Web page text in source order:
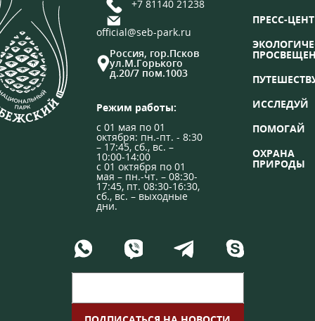
+7 81140 21238
official@seb-park.ru
Россия, гор.Псков
ул.М.Горького
д.20/7 пом.1003
Режим работы:
с 01 мая по 01
октября: пн.-пт. - 8:30
– 17:45, сб., вс. –
10:00-14:00
с 01 октября по 01
мая – пн.-чт. – 08:30-
17:45, пт. 08:30-16:30,
сб., вс. – выходные
дни.
ПРЕСС-
ИССЛЕДУЙ
ПОМОГАЙ
ОХРАНА
ПРИРОДЫ